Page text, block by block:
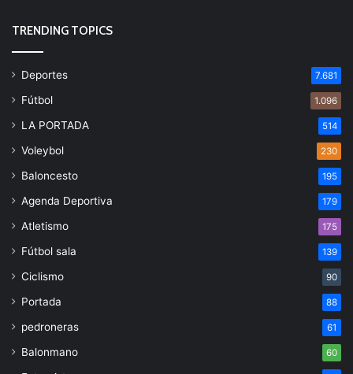
TRENDING TOPICS
Deportes 7.681
Fútbol 1.096
LA PORTADA 514
Voleybol 230
Baloncesto 195
Agenda Deportiva 179
Atletismo 175
Fútbol sala 139
Ciclismo 90
Portada 88
pedroneras 61
Balonmano 60